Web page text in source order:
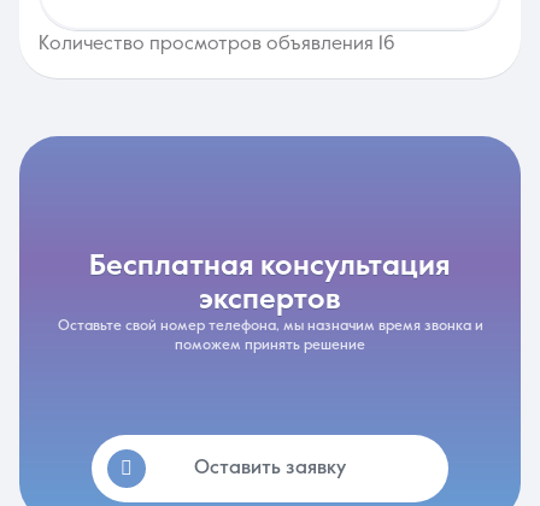
Количество просмотров объявления 16
бесплатная консультация
экспертов
Оставьте свой номер телефона, мы назначим время звонка и
поможем принять решение
Оставить заявку